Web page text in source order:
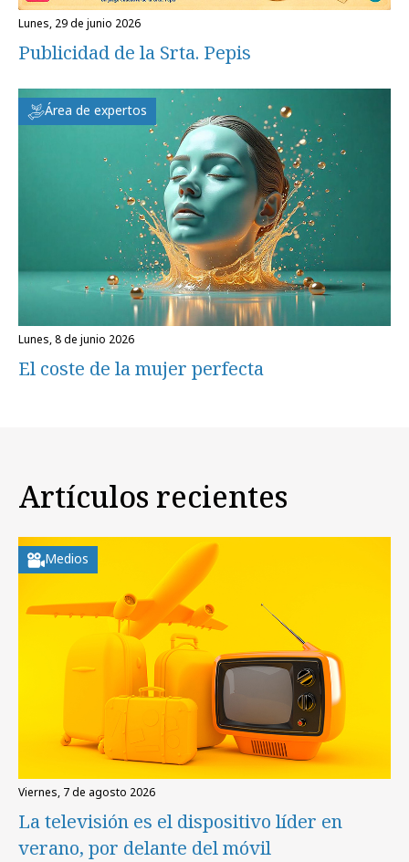
lunes, 29 de junio 2026
Publicidad de la Srta. Pepis
Área de expertos
lunes, 8 de junio 2026
El coste de la mujer perfecta
Artículos recientes
Medios
viernes, 7 de agosto 2026
La televisión es el dispositivo líder en
verano, por delante del móvil